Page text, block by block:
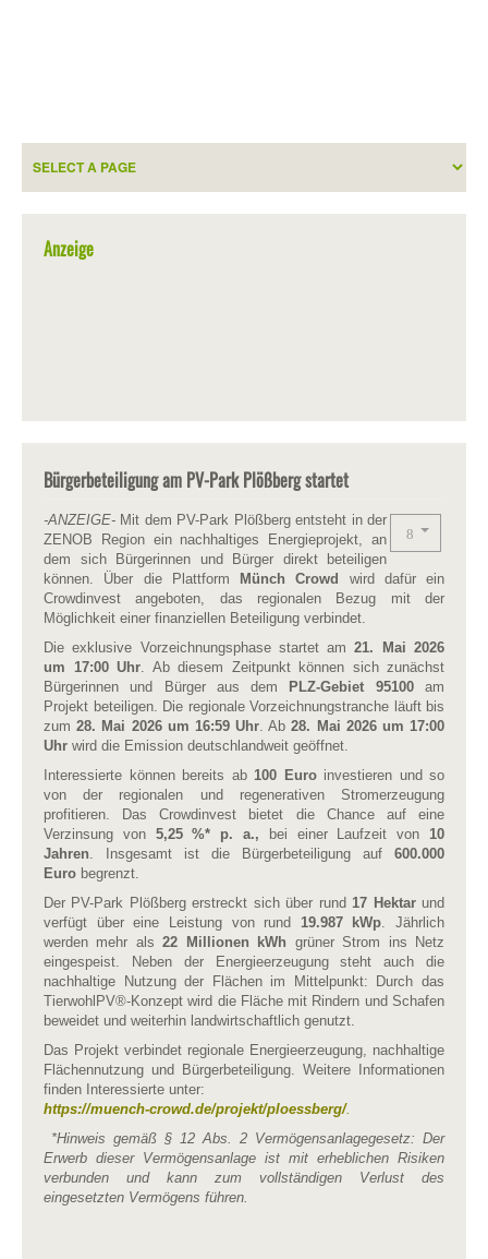
Anzeige
Bürgerbeteiligung am PV-Park Plößberg startet
-ANZEIGE- Mit dem PV-Park Plößberg entsteht in der
ZENOB Region ein nachhaltiges Energieprojekt, an
dem sich Bürgerinnen und Bürger direkt beteiligen
können. Über die Plattform Münch Crowd wird dafür ein
Crowdinvest angeboten, das regionalen Bezug mit der
Möglichkeit einer finanziellen Beteiligung verbindet.
Die exklusive Vorzeichnungsphase startet am21. Mai 2026
um 17:00 Uhr . Ab diesem Zeitpunkt können sich zunächst
Bürgerinnen und Bürger aus dem PLZ-Gebiet 95100am
Projekt beteiligen. Die regionale Vorzeichnungstranche läuft bis
zum28. Mai 2026 um 16:59 Uhr . Ab28. Mai 2026 um 17:00
Uhr wird die Emission deutschlandweit geöffnet.
Interessierte können bereits ab 100 Euroinvestieren und so
von der regionalen und regenerativen Stromerzeugung
profitieren. Das Crowdinvest bietet die Chance auf eine
Verzinsung von 5,25 %* p. a., bei einer Laufzeit von 10
Jahren . Insgesamt ist die Bürgerbeteiligung auf 600.000
Euro begrenzt.
Der PV-Park Plößberg erstreckt sich über rund 17 Hektarund
verfügt über eine Leistung von rund 19.987 kWp . Jährlich
werden mehr als22 Millionen kWh grüner Strom ins Netz
eingespeist. Neben der Energieerzeugung steht auch die
nachhaltige Nutzung der Flächen im Mittelpunkt: Durch das
TierwohlPV®-Konzept wird die Fläche mit Rindern und Schafen
beweidet und weiterhin landwirtschaftlich genutzt.
Das Projekt verbindet regionale Energieerzeugung, nachhaltige
Flächennutzung und Bürgerbeteiligung. Weitere Informationen
finden Interessierte unter:
https://muench-crowd.de/projekt/ploessberg/.
*Hinweis gemäß § 12 Abs. 2 Vermögensanlagegesetz: Der
Erwerb dieser Vermögensanlage ist mit erheblichen Risiken
verbunden und kann zum vollständigen Verlust des
eingesetzten Vermögens führen.